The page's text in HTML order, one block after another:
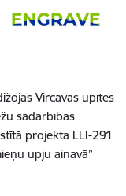
Vircavas upītes
sadarbības
projekta LLI-291
upju ainavā”